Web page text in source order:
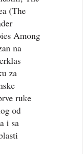
(The
Among
na
za
ruke
od
i sa